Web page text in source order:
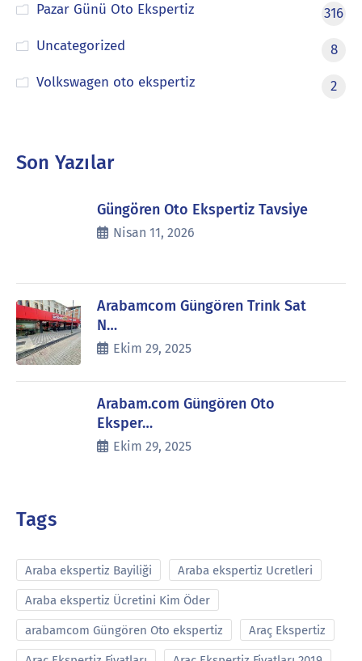
Pazar Günü Oto Ekspertiz
316
Uncategorized
8
Volkswagen oto ekspertiz
2
Son Yazılar
Güngören Oto Ekspertiz Tavsiye
Nisan 11, 2026
Arabamcom Güngören Trink Sat
N…
Ekim 29, 2025
Arabam.com Güngören Oto
Eksper…
Ekim 29, 2025
Tags
Araba ekspertiz Bayiliği Araba ekspertiz Ucretleri
Araba ekspertiz Ücretini Kim Öder
arabamcom Güngören Oto ekspertiz Araç Ekspertiz